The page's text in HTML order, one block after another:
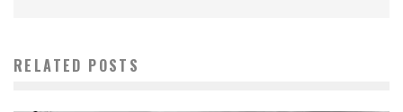
RELATED POSTS